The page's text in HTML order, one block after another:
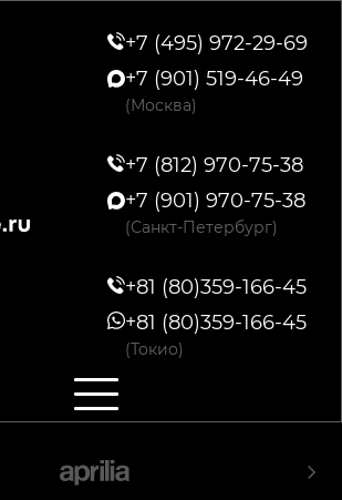
+7 (495) 972-29-69
+7 (901) 519-46-49
(Москва)
+7 (812) 970-75-38
+7 (901) 970-75-38
(Санкт-Петербург)
+81 (80)359-166-45
+81 (80)359-166-45
(Токио)